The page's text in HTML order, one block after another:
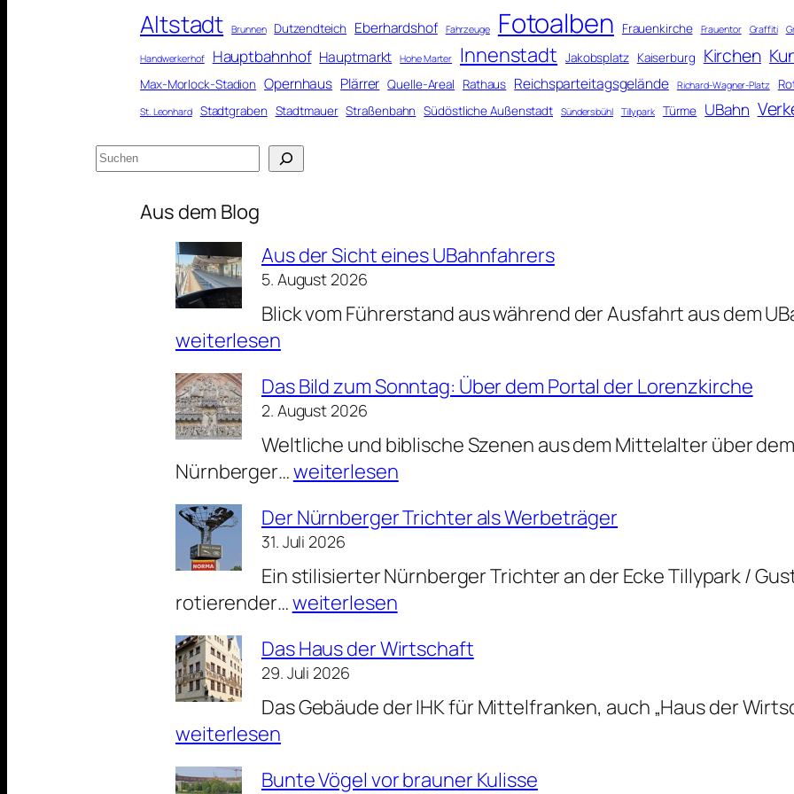
Altstadt Brunnen Dutzendteich Eberhardshof Fahrzeuge Fotoalben Frauenkirche Frauentor Graffiti
Handwerkerhof Hauptbahnhof Hauptmarkt Hohe Marter Innenstadt Jakobsplatz Kaiserburg Kirchen
Max-Morlock-Stadion Opernhaus Plärrer Quelle-Areal Rathaus Reichsparteitagsgelände Richard-Wagner-Platz
St. Leonhard Stadtgraben Stadtmauer Straßenbahn Südöstliche Außenstadt Sündersbühl Tillypark Türme UBahn
Suchen
Aus dem Blog
Aus der Sicht eines UBahnfahrers
5. August 2026
Blick vom Führerstand aus während der Ausfahrt aus dem
weiterlesen
Das Bild zum Sonntag: Über dem Portal der Lorenzkirche
2. August 2026
Weltliche und biblische Szenen aus dem Mittelalter über
Nürnberger…Das
zum
Sonntag:
Über
dem
der
Lorenzkirche
weiterlesen
Der Nürnberger Trichter als Werbeträger
31. Juli 2026
Ein stilisierter Nürnberger Trichter an der Ecke Tillypark /
rotierender…Der
Trichter
als
Werbeträger
weiterlesen
Das Haus der Wirtschaft
29. Juli 2026
Das Gebäude der IHK für Mittelfranken, auch „Haus der
weiterlesen
Bunte Vögel vor brauner Kulisse